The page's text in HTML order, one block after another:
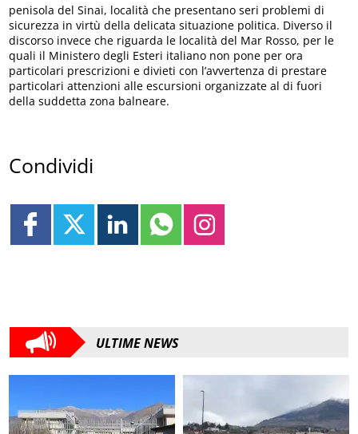
penisola del Sinai, località che presentano seri problemi di
sicurezza in virtù della delicata situazione politica. Diverso il
discorso invece che riguarda le località del Mar Rosso, per le
quali il Ministero degli Esteri italiano non pone per ora
particolari prescrizioni e divieti con l’avvertenza di prestare
particolari attenzioni alle escursioni organizzate al di fuori
della suddetta zona balneare.
Condividi
ULTIME NEWS